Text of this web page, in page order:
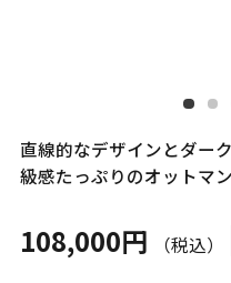
直線的なデザインとダー
級感たっぷりのオットマ
108,000円 （税込）